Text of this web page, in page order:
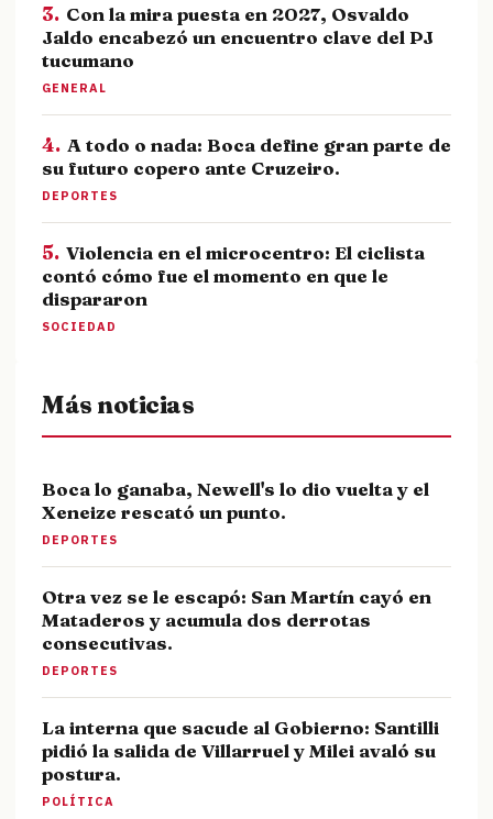
3. Con la mira puesta en 2027, Osvaldo
Jaldo encabezó un encuentro clave del PJ
tucumano
GENERAL
4. A todo o nada: Boca define gran parte de
su futuro copero ante Cruzeiro.
DEPORTES
5. Violencia en el microcentro: El ciclista
contó cómo fue el momento en que le
dispararon
SOCIEDAD
Más noticias
Boca lo ganaba, Newell's lo dio vuelta y el
Xeneize rescató un punto.
DEPORTES
Otra vez se le escapó: San Martín cayó en
Mataderos y acumula dos derrotas
consecutivas.
DEPORTES
La interna que sacude al Gobierno: Santilli
pidió la salida de Villarruel y Milei avaló su
postura.
POLÍTICA